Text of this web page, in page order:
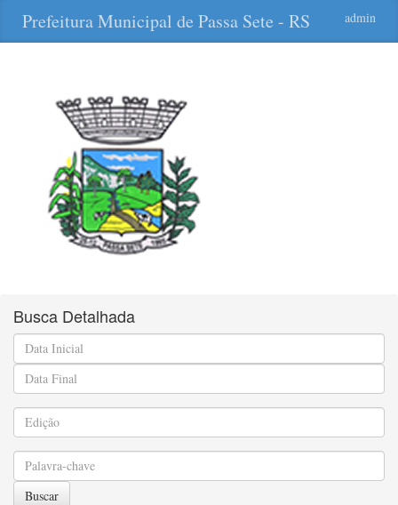
Prefeitura Municipal de Passa Sete - RS admin
Busca Detalhada
Buscar